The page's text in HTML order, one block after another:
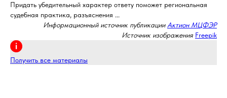
Придать убедительный характер ответу поможет региональная
судебная практика, разъяснения ...
Информационный источник публикации Актион МЦФЭР
Источник изображения Freepik
Получить все материалы